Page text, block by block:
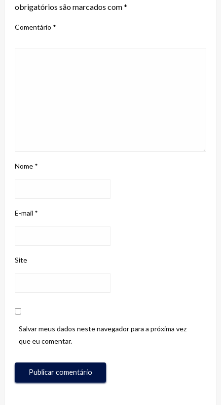
obrigatórios são marcados com*
Comentário *
Nome *
E-mail *
Site
Salvar meus dados neste navegador para a próxima vez
que eu comentar.